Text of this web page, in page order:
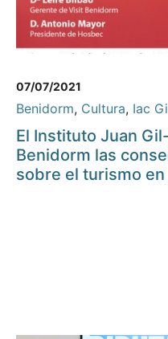
07/07/2021
Benidorm, Cultura, Iac
El Instituto Juan
Benidorm las
sobre el turismo